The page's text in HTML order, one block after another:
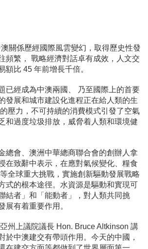
係歷經國際風雲變幻，取得歷史性發
頻繁， 戰略經濟對話卓有成效，人文交
額比 45 年前增長千倍。
經成為中澳兩國、 乃至國際上的首要
發展和城市建設化進程正在給人類的生
壓力，不可持續的消費模式引發了空氣
和過度垃圾排放，威脅着人類和環境健
會、澳洲中華總商聯合會的創辦人拿
在致辭中表示，在應對氣候變化、糧食
全球重大挑戰，實施創新驅動發展戰略
式的根本途徑。水資源是驅動和實現可
結者」和「能動者」，對人類共同挑
展有着重要作用。
上議院議長 Hon. Bruce Altkinson 講
於中澳建交有帶頭作用。今天的中國，